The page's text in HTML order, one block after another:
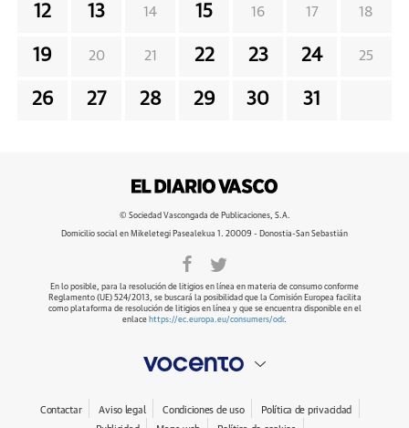
12 13 14 15 16 17 18
19 20 21 22 23 24 25
26 27 28 29 30 31
© Sociedad Vascongada de Publicaciones, S.A.
Domicilio social en Mikeletegi Pasealekua 1. 20009 - Donostia-San Sebastián
En lo posible, para la resolución de litigios en línea en materia de consumo conforme
Reglamento (UE) 524/2013, se buscará la posibilidad que la Comisión Europea facilita
como plataforma de resolución de litigios en línea y que se encuentra disponible en el
enlace https://ec.europa.eu/consumers/odr.
Contactar Aviso legal Condiciones de uso
Política de privacidad